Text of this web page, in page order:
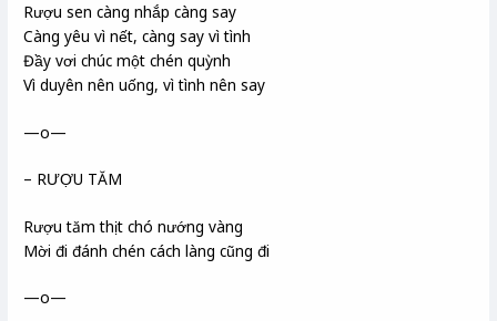
Rượu sen càng nhắp càng say
Càng yêu vì nết, càng say vì tình
Đầy vơi chúc một chén quỳnh
Vì duyên nên uống, vì tình nên say
—o—
– RƯỢU TĂM
Rượu tăm thịt chó nướng vàng
Mời đi đánh chén cách làng cũng đi
—o—